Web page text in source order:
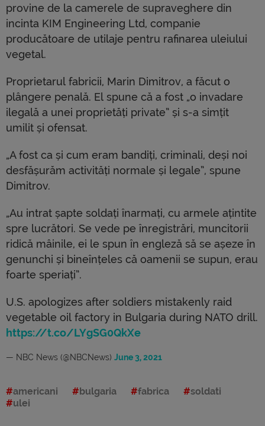
provine de la camerele de supraveghere din
incinta KIM Engineering Ltd, companie
producătoare de utilaje pentru rafinarea uleiului
vegetal.
Proprietarul fabricii, Marin Dimitrov, a făcut o
plângere penală. El spune că a fost „o invadare
ilegală a unei proprietăți private” și s-a simțit
umilit și ofensat.
„A fost ca și cum eram bandiți, criminali, deși noi
desfășurăm activități normale și legale”, spune
Dimitrov.
„Au intrat șapte soldați înarmați, cu armele ațintite
spre lucrători. Se vede pe înregistrări, muncitorii
ridică mâinile, ei le spun în engleză să se așeze în
genunchi și bineînțeles că oamenii se supun, erau
foarte speriați”.
U.S. apologizes after soldiers mistakenly raid
vegetable oil factory in Bulgaria during NATO drill.
https://t.co/LYgSG0QkXe
— NBC News (@NBCNews) June 3, 2021
americani bulgaria fabrica
soldati
ulei